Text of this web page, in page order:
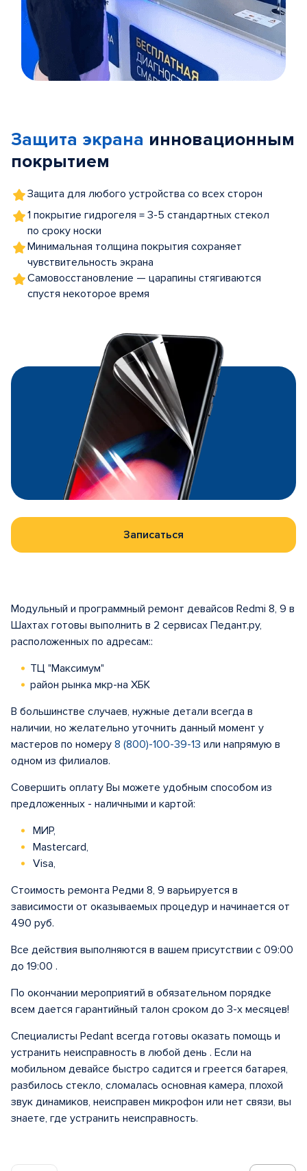
5
Защита экрана инновационным
покрытием
Защита для любого устройства со всех сторон
1 покрытие гидрогеля = 3-5 стандартных стекол
по сроку носки
Минимальная толщина покрытия сохраняет
чувствительность экрана
Самовосстановление — царапины стягиваются
спустя некоторое время
Записаться
Модульный и программный ремонт девайсов Redmi 8, 9 в
Шахтах готовы выполнить в 2 сервисах Педант.ру,
расположенных по адресам::
ТЦ "Максимум"
район рынка мкр-на ХБК
В большинстве случаев, нужные детали всегда в
наличии, но желательно уточнить данный момент у
мастеров по номеру 8 (800)-100-39-13 или напрямую в
одном из филиалов.
Совершить оплату Вы можете удобным способом из
предложенных - наличными и картой:
МИР,
Mastercard,
Visa,
Стоимость ремонта Редми 8, 9 варьируется в
зависимости от оказываемых процедур и начинается от
490 руб.
Все действия выполняются в вашем присутствии с 09:00
до 19:00 .
По окончании мероприятий в обязательном порядке
всем дается гарантийный талон сроком до 3-х месяцев!
Специалисты Pedant всегда готовы оказать помощь и
устранить неисправность в любой день . Если на
мобильном девайсе быстро садится и греется батарея,
разбилось стекло, сломалась основная камера, плохой
звук динамиков, неисправен микрофон или нет связи, вы
знаете, где устранить неисправность.